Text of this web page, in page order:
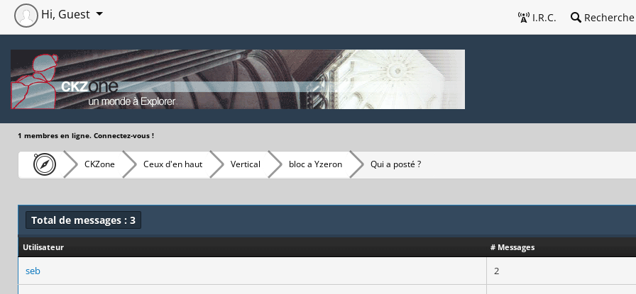
I.R.C. Recherche
Hi, Guest
1 membres en ligne. Connectez-vous !
CKZone Ceux d'en haut Vertical bloc a Yzeron Qui a posté ?
Total de messages : 3
Utilisateur # Messages
seb 2